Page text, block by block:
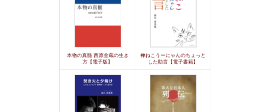
本物の真髄 西原金蔵の生き
方【電子版】
禅ねこうーにゃんのちょっと
した助言【電子書籍】